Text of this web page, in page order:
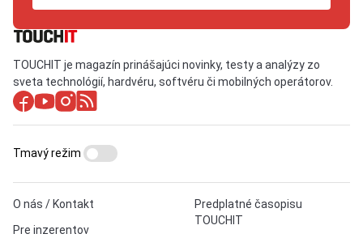
TOUCHIT je magazín prinášajúci novinky, testy a analýzy zo
sveta technológií, hardvéru, softvéru či mobilných operátorov.
O nás / Kontakt
Pre inzerentov
Predplatné časopisu
TOUCHIT
Tmavý režim